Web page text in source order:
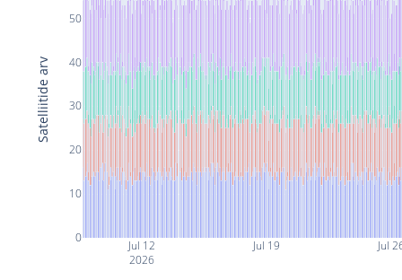
Jul 12
2026
Jul 19 Jul
0
10
20
30
40
50
Satelliitide arv